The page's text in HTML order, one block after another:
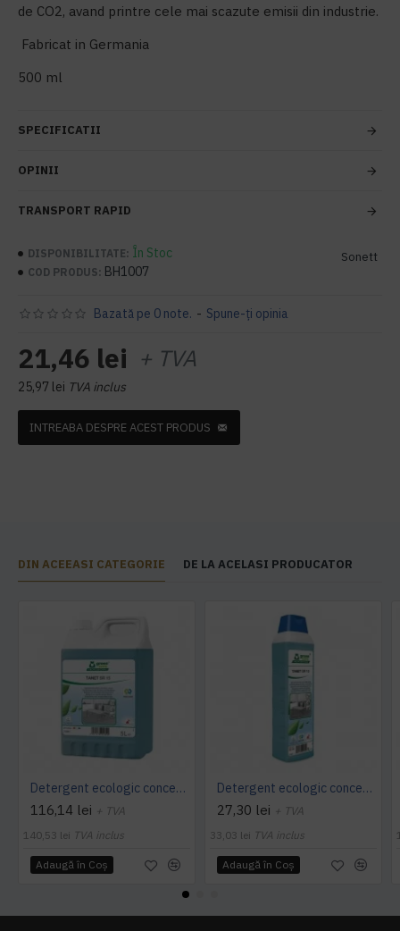
de CO2, avand printre cele mai scazute emisii din industrie.
Fabricat in Germania
500 ml
SPECIFICATII
OPINII
TRANSPORT RAPID
DISPONIBILITATE: În Stoc
COD PRODUS: BH1007
Sonett
Bazată pe 0 note. - Spune-ţi opinia
21,46 lei + TVA
25,97 lei TVA inclus
INTREABA DESPRE ACEST PRODUS
DIN ACEEASI CATEGORIE DE LA ACELASI PRODUCATOR
Detergent ecologic concentrat universal, TANET SR 15, 5L
116,14 lei + TVA
140,53 lei TVA inclus
Adaugă în Coş
Detergent ecologic concentrat universal, TANET SR 15, 1L
27,30 lei + TVA
33,03 lei TVA inclus
Adaugă în Coş